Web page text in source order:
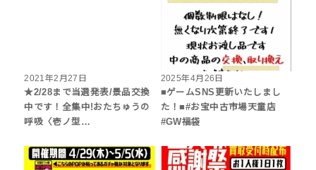
2021年2月27日
★2/28まで当選発表/景品交換
中です！全集中!おたちゅうの
呼吸〈壱ノ型…
2025年4月26日
■ゲームSNS更新いたしまし
た！■#お宝中古市場天童店
#GW福袋